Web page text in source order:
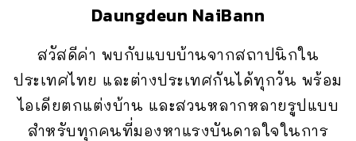
Daungdeun NaiBann
สวัสดีค่า พบกับแบบบ้านจากสถาปนิกใน
ประเทศไทย และต่างประเทศกันได้ทุกวัน พร้อม
ไอเดียตกแต่งบ้าน และสวนหลากหลายรูปแบบ
สำหรับทุกคนที่มองหาแรงบันดาลใจในการ